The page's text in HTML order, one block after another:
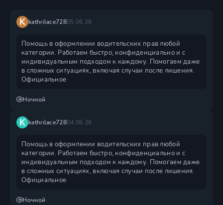
K kathrilace72805.06.26
Помощь в оформлении водительских прав любой
категории. Работаем быстро, конфиденциально и с
индивидуальным подходом к каждому. Помогаем даже
в сложных ситуациях, включая случаи после лишения.
Официальное
Ночной
K kathrilace72804.06.26
Помощь в оформлении водительских прав любой
категории. Работаем быстро, конфиденциально и с
индивидуальным подходом к каждому. Помогаем даже
в сложных ситуациях, включая случаи после лишения.
Официальное
Ночной